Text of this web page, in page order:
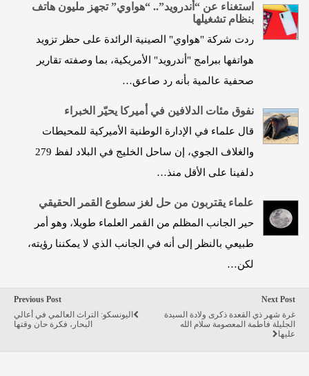
استغناء عن “أندرويد”.. “هواوي” تجهز مليون هاتف
بنظام تشغيلها
ردت شركة "هواوي" الصينية الرائدة على حظر تزويد
هواتفها ببرامج "أندرويد" الأمريكية، بما وصفته تقارير
صحفية عالمية بأنه رد صاعق…
نفوق مئات الدلافين في أميركا يحيّر الخبراء
قال علماء في الإدارة الوطنية الأميركية للمحيطات
والغلاف الجوي، إن ساحل الخليج في البلاد لفظ 279
دلفينا على الأقل منذ…
علماء يقتربون من حل لغز سطوع القمر الحقيقي
حير الجانب المظلم من القمر العلماء طويلا، وهو أمر
طبيعي بالنظر إلى أنه في الجانب الذي لا يمكننا رؤيته،
لكن…
Previous Post
اليونسكو: التراث العالمي في أعالي
البحار، فكرة حان وقتها
Next Post
غرة شهر ذي القعدة ذكرى ولادة السيدة
الجليلة فاطمة المعصومة سلام الله
عليها